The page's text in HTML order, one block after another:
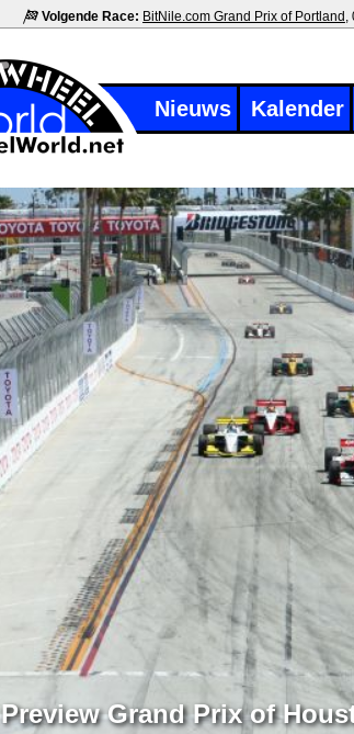
Volgende Race: BitNile.com Grand Prix of Portland ,
Nieuws Kalender
Preview Grand Prix of